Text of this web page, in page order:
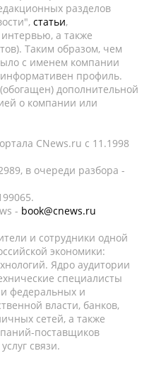
разделов
статьи,
а также
Таким образом, чем
с именем компании
информативен профиль.
дополнительной
о компании или
CNews.ru c 11.1998
в очереди разбора -
- book@cnews.ru
и сотрудники одной
экономики:
Ядро аудитории
специалисты
федеральных и
власти, банков,
сетей, а также
поставщиков
связи.